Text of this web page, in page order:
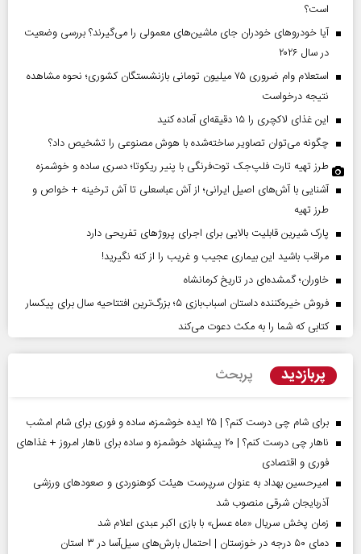
است؟
آیا خودروهای خودران جای ماشین‌های معمولی را می‌گیرند؟ بررسی وضعیت
در سال ۲۰۲۶
استعلام وام ضروری ۷۵ میلیون تومانی بازنشستگان کشوری؛ نحوه مشاهده
نتیجه درخواست
این غذای لاکچری را ۱۵ دقیقه‌ای آماده کنید
چگونه می‌توان تصاویر ساخته‌شده با هوش مصنوعی را تشخیص داد؟
طرز تهیه تارت فلپ‌جک توت‌فرنگی با پنیر ریکوتا؛ دسری ساده و خوشمزه
آشنایی با آش‌های اصیل ایرانی؛ از آش عباسعلی تا آش ترخینه + خواص و
طرز تهیه
پارک شیرین قابلیت‌ بالایی برای اجرای پروژهای تفریحی دارد
مراقب باشید این بیماری عجیب و غریب را از کنه نگیرید!
خاوران؛ گمشده‌ای در تاریخ کرمانشاه
فروش خیره‌کننده داستان اسباب‌بازی ۵؛ بزرگ‌ترین افتتاحیه سال برای پیکسار
کتابی که شما را به مکث دعوت می‌کند
پربازدید پربحث
برای شام چی درست کنم؟ | ۲۵ ایده خوشمزه، ساده و فوری برای شام امشب
ناهار چی درست کنم؟ | ۲۰ پیشنهاد خوشمزه و ساده برای ناهار امروز + غذاهای
فوری و اقتصادی
امیرحسین بهداد به عنوان سرپرست هیئت کوهنوردی و صعودهای ورزشی
آذربایجان شرقی منصوب شد
زمان پخش سریال «ماه عسل» با بازی اکبر عبدی اعلام شد
دمای ۵۰ درجه در خوزستان | احتمال بارش‌های سیل‌آسا در ۳ استان